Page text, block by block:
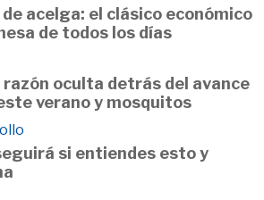
acelga: el clásico económico
de todos los días
razón oculta detrás del avance
verano y mosquitos
si entiendes esto y